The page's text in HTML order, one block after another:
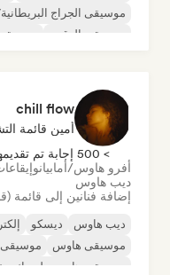
موسيقى الجراج
موسيقى الرقص
chill flow
أمين قائمة
> 500 إجابة تم تقديمها
أفرو هاوس/أمابيانو
ديب هاوس
إضافة فنانين إلى قائمة
ديب هاوس ديسكو
موسيقى هاوس
موسيقى
موسيقى هاوس ملوديك